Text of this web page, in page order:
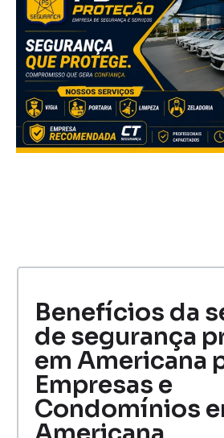
Benefícios da
de segurança
em Americana
Empresas e
Condomínios